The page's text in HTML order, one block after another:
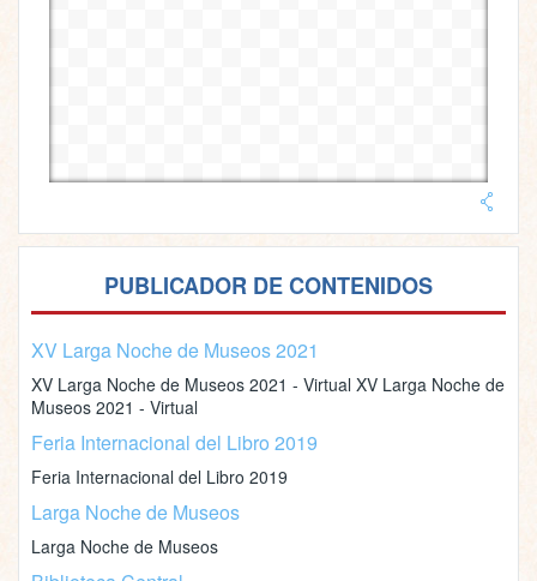
PUBLICADOR DE CONTENIDOS
XV Larga Noche de Museos 2021
XV Larga Noche de Museos 2021 - Virtual XV Larga Noche de
Museos 2021 - Virtual
Feria Internacional del Libro 2019
Feria Internacional del Libro 2019
Larga Noche de Museos
Larga Noche de Museos